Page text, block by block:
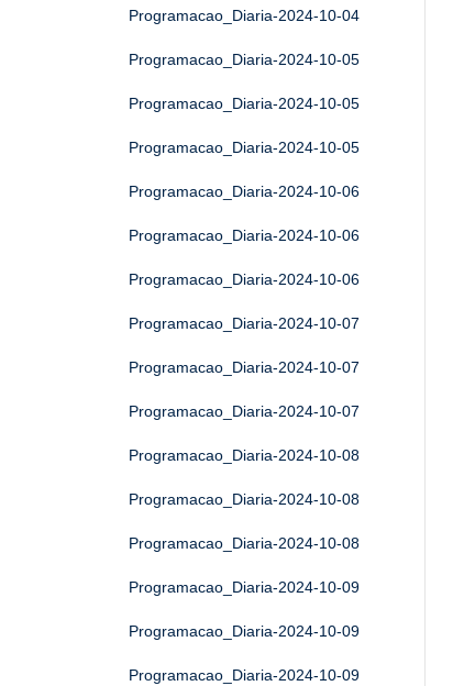
Programacao_Diaria-2024-10-04
Programacao_Diaria-2024-10-05
Programacao_Diaria-2024-10-05
Programacao_Diaria-2024-10-05
Programacao_Diaria-2024-10-06
Programacao_Diaria-2024-10-06
Programacao_Diaria-2024-10-06
Programacao_Diaria-2024-10-07
Programacao_Diaria-2024-10-07
Programacao_Diaria-2024-10-07
Programacao_Diaria-2024-10-08
Programacao_Diaria-2024-10-08
Programacao_Diaria-2024-10-08
Programacao_Diaria-2024-10-09
Programacao_Diaria-2024-10-09
Programacao_Diaria-2024-10-09